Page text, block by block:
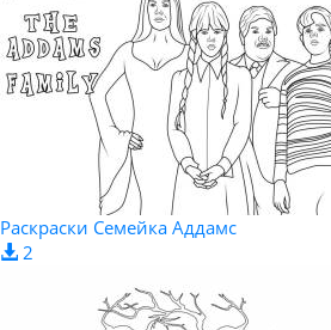
Раскраски Семейка Аддамс
2